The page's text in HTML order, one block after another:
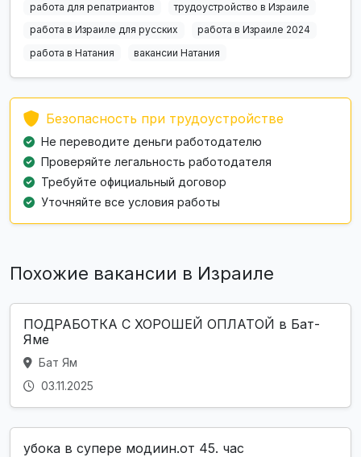
работа для репатриантов
трудоустройство в Израиле
работа в Израиле для русских
работа в Израиле 2024
работа в Натания
вакансии Натания
Безопасность при трудоустройстве
Не переводите деньги работодателю
Проверяйте легальность работодателя
Требуйте официальный договор
Уточняйте все условия работы
Похожие вакансии в Израиле
ПОДРАБОТКА С ХОРОШЕЙ ОПЛАТОЙ в Бат-
Яме
Бат Ям
03.11.2025
убока в супере модиин.от 45. час